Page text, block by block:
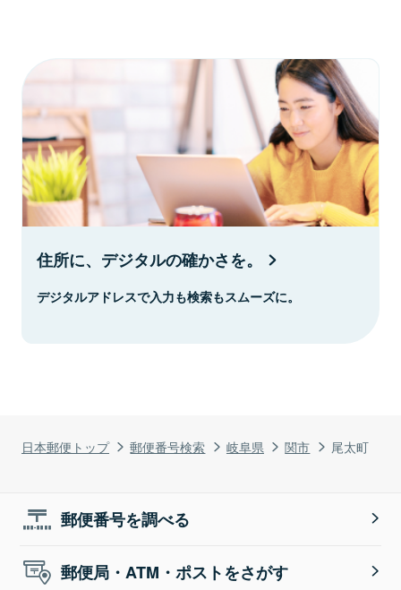
日本郵便トップ 郵便番号検索 岐阜県 関市 尾太町
住所に、デジタルの確かさを。
デジタルアドレスで入力も検索もスムーズに。
郵便番号を調べる
郵便局・ATM・ポストをさがす